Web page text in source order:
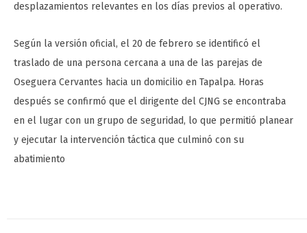
desplazamientos relevantes en los días previos al operativo.
Según la versión oficial, el 20 de febrero se identificó el
traslado de una persona cercana a una de las parejas de
Oseguera Cervantes hacia un domicilio en Tapalpa. Horas
después se confirmó que el dirigente del CJNG se encontraba
en el lugar con un grupo de seguridad, lo que permitió planear
y ejecutar la intervención táctica que culminó con su
abatimiento